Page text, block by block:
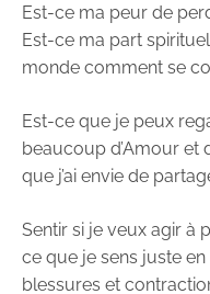
Est-ce ma peur de
Est-ce ma part
monde comment se
Est-ce que je peux
beaucoup d’Amour et
que j’ai envie de
Sentir si je veux agir à
ce que je sens juste
blessures et